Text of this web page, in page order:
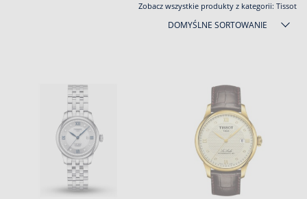
Zobacz wszystkie produkty z kategorii: Tissot
DOMYŚLNE SORTOWANIE